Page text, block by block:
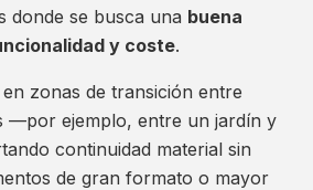
donde se busca una buena
y coste.
zonas de transición entre
—por ejemplo, entre un jardín y
continuidad material sin
de gran formato o mayor